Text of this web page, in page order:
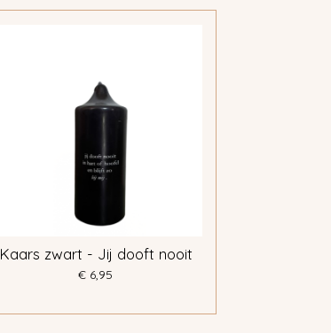
Kaars zwart - Jij dooft nooit
€ 6,95